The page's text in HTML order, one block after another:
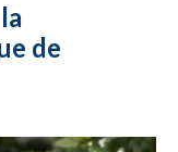
de